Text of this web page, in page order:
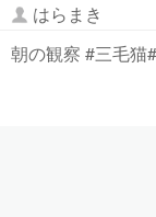
はらまき
朝の観察 #三毛猫